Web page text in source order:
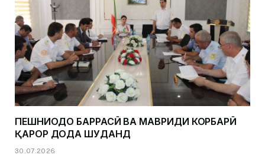
ПЕШНИҲОДҲО БАРРАСӢ ВА МАВРИДИ КОРБАРӢ
ҚАРОР ДОДА ШУДАНД
30.07.2026